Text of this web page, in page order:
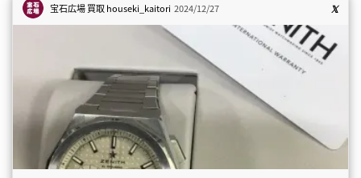
宝石広場 買取houseki_kaitori 2024/12/27